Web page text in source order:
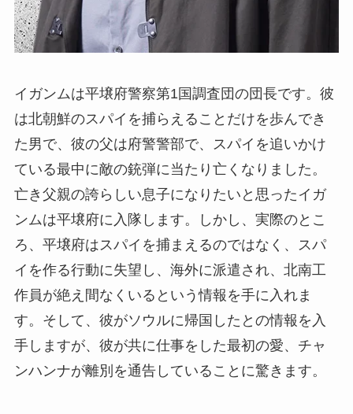
イガンムは平壌府警察第1国調査団の団長です。彼
は北朝鮮のスパイを捕らえることだけを歩んでき
た男で、彼の父は府警警部で、スパイを追いかけ
ている最中に敵の銃弾に当たり亡くなりました。
亡き父親の誇らしい息子になりたいと思ったイガ
ンムは平壌府に入隊します。しかし、実際のとこ
ろ、平壌府はスパイを捕まえるのではなく、スパ
イを作る行動に失望し、海外に派遣され、北南工
作員が絶え間なくいるという情報を手に入れま
す。そして、彼がソウルに帰国したとの情報を入
手しますが、彼が共に仕事をした最初の愛、チャ
ンハンナが離別を通告していることに驚きます。